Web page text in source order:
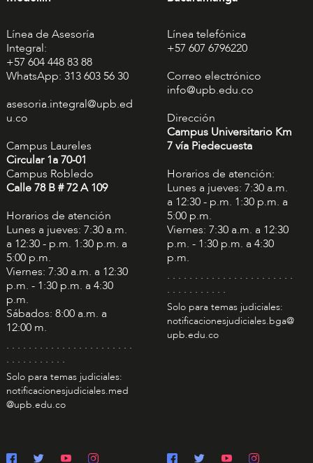
Línea de Asesoría
Integral:
+57 604 448 83 88
WhatsApp: 313 603 56 30
asesoria.integral@upb.ed
u.co
Campus Laureles
Circular 1a 70-01
Campus Robledo
Calle 78 B # 72 A 109
Horarios de atención
Lunes a jueves: 7:30 a.m.
a 12:30 - p.m. 1:30 p.m. a
5:00 p.m.
Viernes: 7:30 a.m. a 12:30
p.m. - 1:30 p.m. a 4:30
p.m.
Sábados: 8:00 a.m. a
12:00 m.
. . . . . . . . . . . . . . . . . . . . . . .
. . . . . . . . . . .
Solo para temas judiciales:
notificacionesjudiciales.med
@upb.edu.co
Línea telefónica
+57 607 6796220
Correo electrónico
info@upb.edu.co
Dirección
Campus Universitario Km
7 vía Piedecuesta
Horarios de atención:
Lunes a jueves: 7:30 a.m.
a 12:30 - p.m. 1:30 p.m. a
5:00 p.m.
Viernes: 7:30 a.m. a 12:30
p.m. - 1:30 p.m. a 4:30
p.m.
. . . . . . . . . . . . . . . . . . . . . . .
. . . . . . . . . . .
Solo para temas judiciales:
notificacionesjudiciales.bga@
upb.edu.co